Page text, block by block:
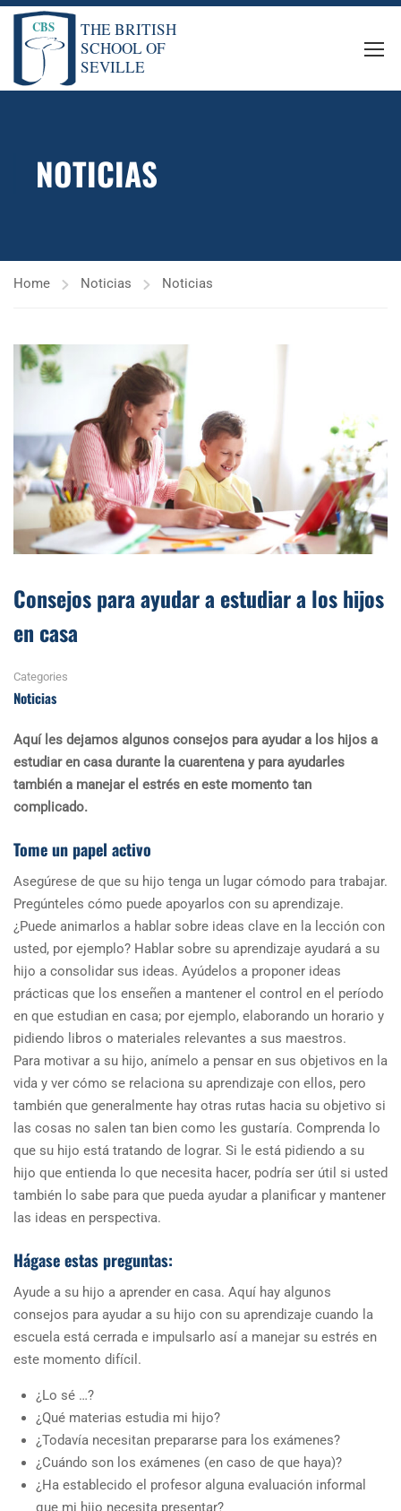
NOTICIAS
Home Noticias Noticias
Consejos para ayudar a estudiar a los hijos
en casa
Categories
Noticias
Aquí les dejamos algunos consejos para ayudar a los hijos a
estudiar en casa durante la cuarentena y para ayudarles
también a manejar el estrés en este momento tan
complicado.
Tome un papel activo
Asegúrese de que su hijo tenga un lugar cómodo para trabajar.
Pregúnteles cómo puede apoyarlos con su aprendizaje.
¿Puede animarlos a hablar sobre ideas clave en la lección con
usted, por ejemplo? Hablar sobre su aprendizaje ayudará a su
hijo a consolidar sus ideas. Ayúdelos a proponer ideas
prácticas que los enseñen a mantener el control en el período
en que estudian en casa; por ejemplo, elaborando un horario y
pidiendo libros o materiales relevantes a sus maestros.
Para motivar a su hijo, anímelo a pensar en sus objetivos en la
vida y ver cómo se relaciona su aprendizaje con ellos, pero
también que generalmente hay otras rutas hacia su objetivo si
las cosas no salen tan bien como les gustaría. Comprenda lo
que su hijo está tratando de lograr. Si le está pidiendo a su
hijo que entienda lo que necesita hacer, podría ser útil si usted
también lo sabe para que pueda ayudar a planificar y mantener
las ideas en perspectiva.
Hágase estas preguntas:
Ayude a su hijo a aprender en casa. Aquí hay algunos
consejos para ayudar a su hijo con su aprendizaje cuando la
escuela está cerrada e impulsarlo así a manejar su estrés en
este momento difícil.
¿Lo sé …?
¿Qué materias estudia mi hijo?
¿Todavía necesitan prepararse para los exámenes?
¿Cuándo son los exámenes (en caso de que haya)?
¿Ha establecido el profesor alguna evaluación informal
que mi hijo necesita presentar?